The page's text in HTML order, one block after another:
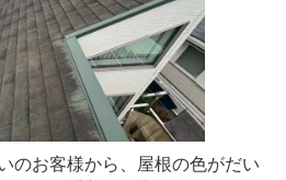
のお客様から、屋根の色がだい